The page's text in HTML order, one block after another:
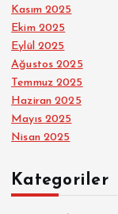
Kasım 2025
Ekim 2025
Eylül 2025
Ağustos 2025
Temmuz 2025
Haziran 2025
Mayıs 2025
Nisan 2025
Kategoriler